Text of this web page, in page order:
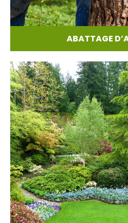
ABATTAGE